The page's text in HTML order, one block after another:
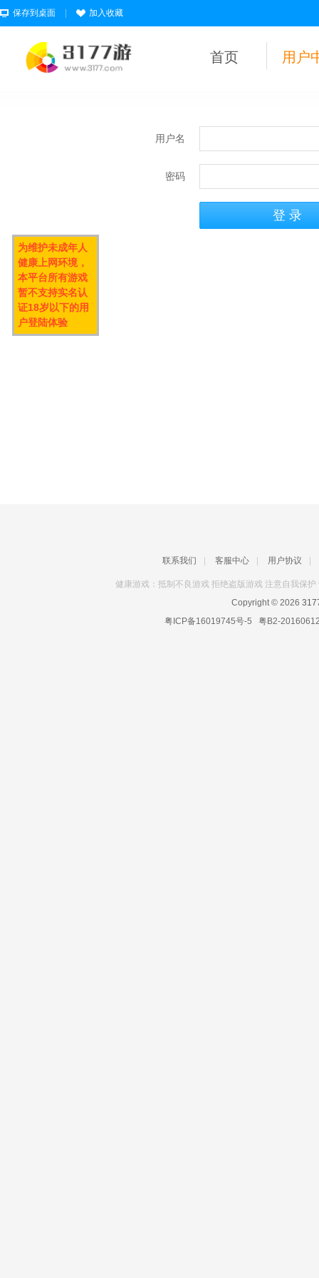
保存到桌面 加入收藏
首页 用户
用户名
密码
联系我们 客服中心 用户协议
健康游戏：抵制不良游戏 拒绝盗版游戏 注意自我保
Copyright © 2026
粤ICP备16019745号-5 粤B2-
为维护未成年人
健康上网环境，
本平台所有游戏
暂不支持实名认
证18岁以下的用
户登陆体验